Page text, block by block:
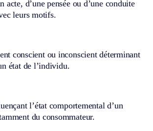
acte, d’une pensée ou d’une conduite
leurs motifs.
conscient ou inconscient déterminant
état de l’individu.
l’état comportemental d’un
du consommateur.